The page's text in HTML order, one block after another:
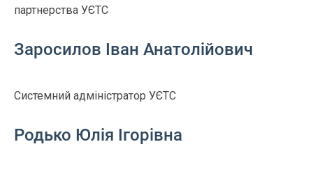
партнерства УЄТС
Заросилов Іван Анатолійович
Системний адміністратор УЄТС
Родько Юлія Ігорівна